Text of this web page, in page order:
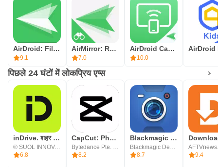
AirDroid: File & Remote Access
9.1
AirMirror: Remote control
7.0
AirDroid Cast - A powerful screen sharing & controlling tool.
10.0
पिछले 24 घंटों में लोकप्रिय एप्स
inDrive. शहर & इंटरसिटी राइड
® SUOL INNOVATIONS LTD
6.8
CapCut: Photo & Video Editor
8.2
Blackmagic Camera
8.7
9.4